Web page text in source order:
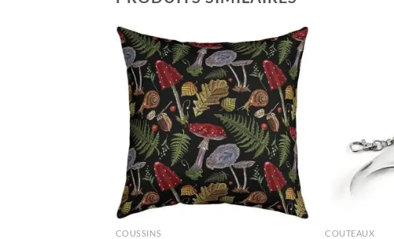
Ajouter
à la liste
d’envies
COUSSINS COUTEAUX